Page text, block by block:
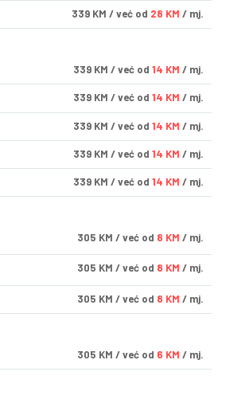
339 KM / već od 28 KM / mj.
339 KM / već od 14 KM / mj.
339 KM / već od 14 KM / mj.
339 KM / već od 14 KM / mj.
339 KM / već od 14 KM / mj.
339 KM / već od 14 KM / mj.
305 KM / već od 8 KM / mj.
305 KM / već od 8 KM / mj.
305 KM / već od 8 KM / mj.
305 KM / već od 6 KM / mj.